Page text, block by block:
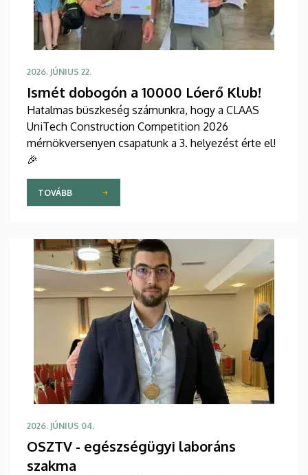
2026. JÚNIUS 22.
Ismét dobogón a 10000 Lóerő Klub!
Hatalmas büszkeség számunkra, hogy a CLAAS
UniTech Construction Competition 2026
mérnökversenyen csapatunk a 3. helyezést érte el!
🎉
TOVÁBB
2026. JÚNIUS 04.
OSZTV - egészségügyi laboráns
szakma